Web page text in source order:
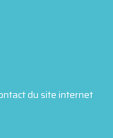
du site internet